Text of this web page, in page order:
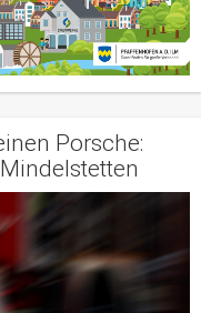
Porsche: